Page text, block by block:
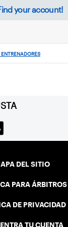
your account!
DEL SITIO
PARA ÁRBITROS
DE PRIVACIDAD
TU CUENTA